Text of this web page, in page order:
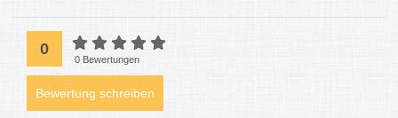
0
0 Bewertungen
Bewertung schreiben